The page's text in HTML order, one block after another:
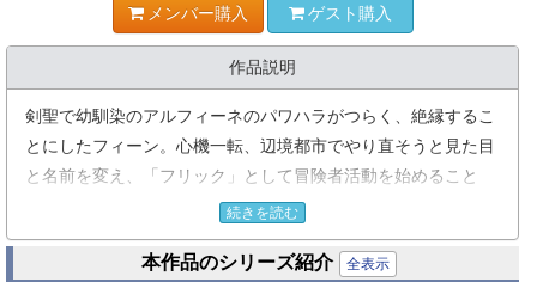
メンバー購入 ゲスト購入
作品説明
剣聖で幼馴染のアルフィーネのパワハラがつらく、絶縁するこ
とにしたフィーン。心機一転、辺境都市でやり直そうと見た目
と名前を変え、「フリック」として冒険者活動を始めること
今まで剣の修行しかしてこなかったフリックだが、ギルドの受
付嬢に勧められて魔力量の測定をすると、膨大な魔力を持って
続きを読む
本作品のシリーズ紹介 全表示